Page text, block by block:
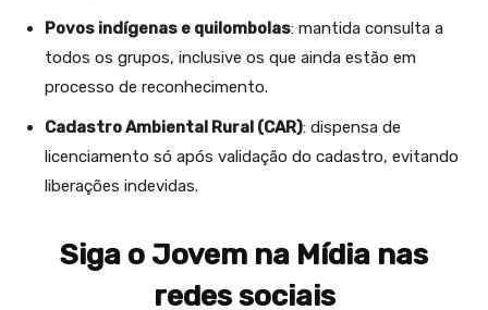
Povos indígenas e quilombolas: mantida consulta a
todos os grupos, inclusive os que ainda estão em
processo de reconhecimento.
Cadastro Ambiental Rural (CAR): dispensa de
licenciamento só após validação do cadastro, evitando
liberações indevidas.
Siga o Jovem na Mídia nas
redes sociais